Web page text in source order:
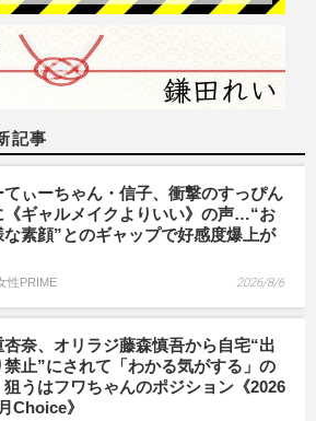
記事
てぃーちゃん・信子、衝撃のすっぴん
《ギャルメイクよりいい》の声…“お
な素顔”とのギャップで好感度爆上が
性PRIME 2026/8/6
杏奈、オリラジ藤森慎吾から自宅“出
禁止”にされて「わかる気がする」の
狙うはフワちゃんのポジション《2026
Choice》